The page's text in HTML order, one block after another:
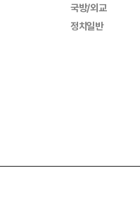
국방/외교
정치일반